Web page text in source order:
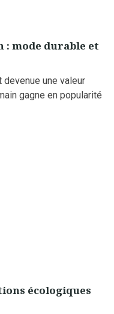
: mode durable et
devenue une valeur
gagne en popularité
écologiques